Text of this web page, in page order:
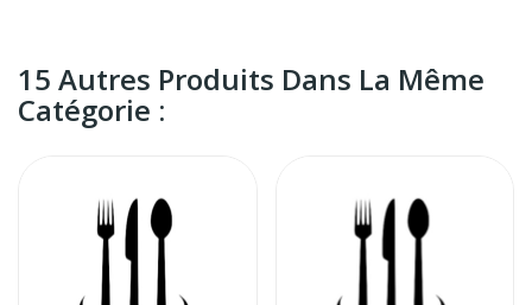
15 Autres Produits Dans La Même
Catégorie :